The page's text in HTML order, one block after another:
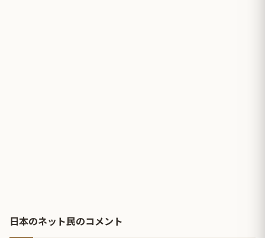
日本のネット民のコメント